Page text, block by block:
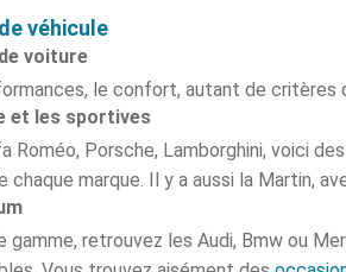
véhicule
voiture
le confort, autant de critères
et les sportives
Roméo, Porsche, Lamborghini, voici
chaque marque. Il y a aussi la Martin,
gamme, retrouvez les Audi, Bmw ou